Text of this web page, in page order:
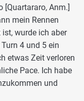
[Quartararo, Anm.]
mein Rennen
wurde ich aber
4 und 5 ein
etwas Zeit verloren
Pace. Ich habe
und